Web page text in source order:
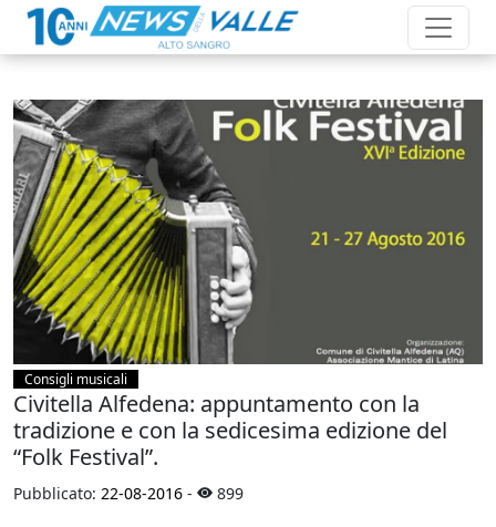
Consigli musicali
Civitella Alfedena: appuntamento con la
tradizione e con la sedicesima edizione del
“Folk Festival”.
Pubblicato: 22-08-2016 - 899